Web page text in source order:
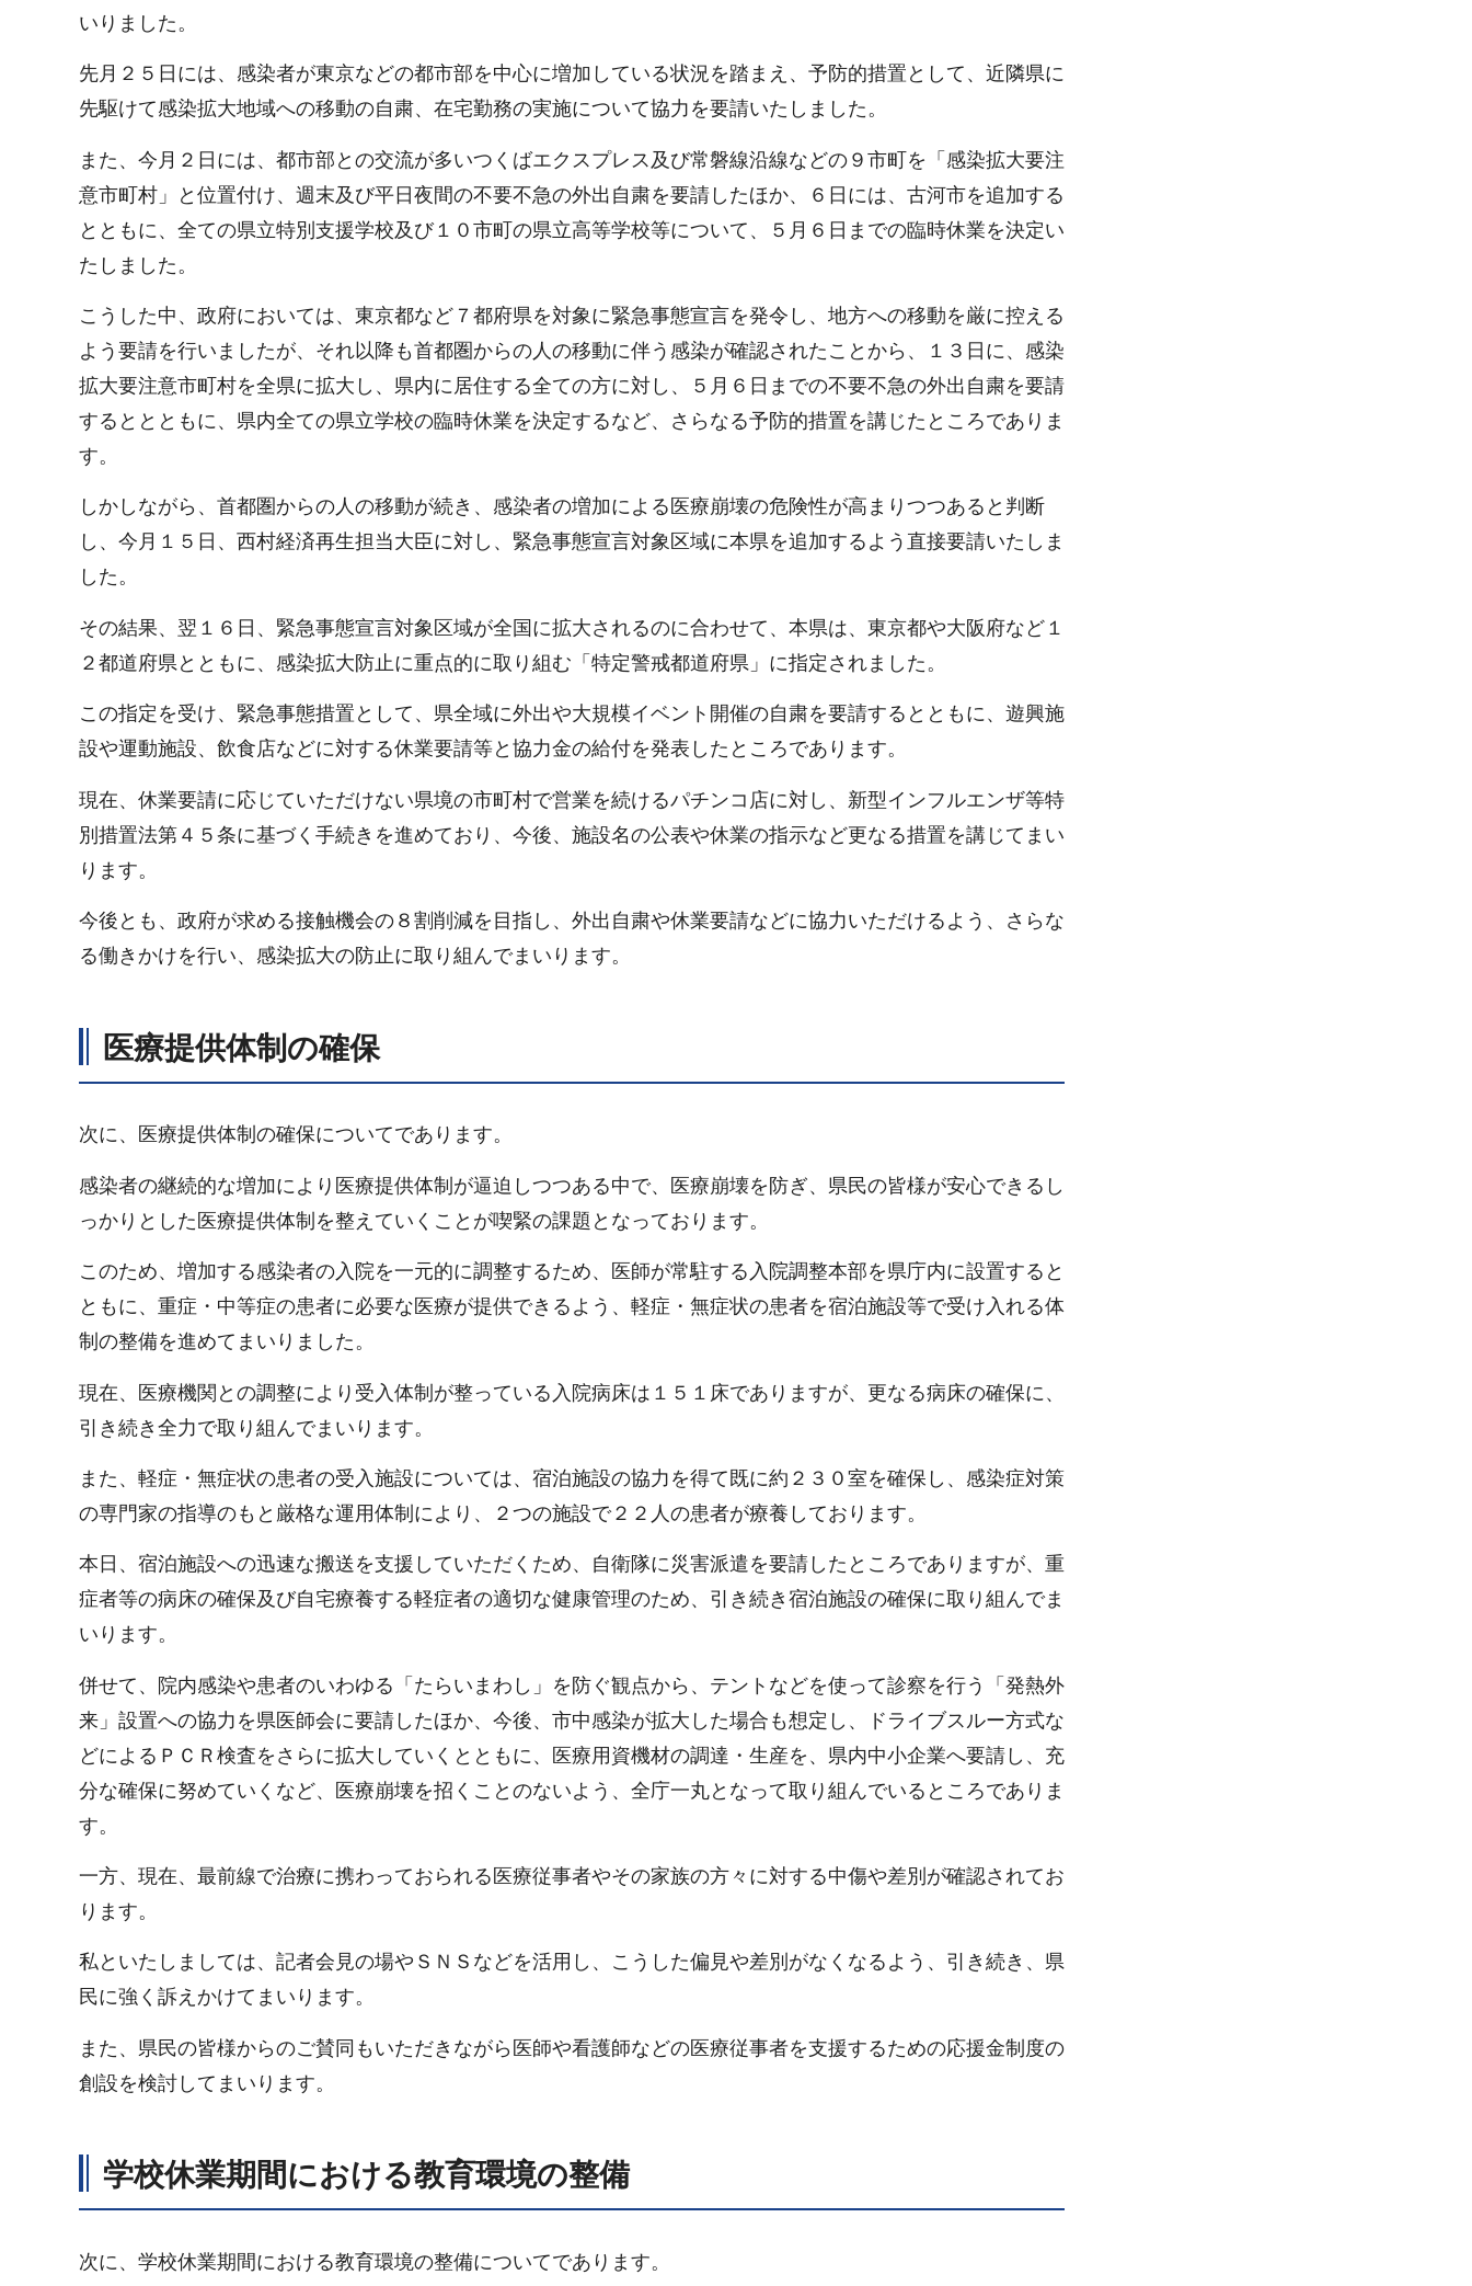
いりました。
先月２５日には、感染者が東京などの都市部を中心に増加している状況を踏まえ、予防的措置として、近隣県に
先駆けて感染拡大地域への移動の自粛、在宅勤務の実施について協力を要請いたしました。
また、今月２日には、都市部との交流が多いつくばエクスプレス及び常磐線沿線などの９市町を「感染拡大要注
意市町村」と位置付け、週末及び平日夜間の不要不急の外出自粛を要請したほか、６日には、古河市を追加する
とともに、全ての県立特別支援学校及び１０市町の県立高等学校等について、５月６日までの臨時休業を決定い
たしました。
こうした中、政府においては、東京都など７都府県を対象に緊急事態宣言を発令し、地方への移動を厳に控える
よう要請を行いましたが、それ以降も首都圏からの人の移動に伴う感染が確認されたことから、１３日に、感染
拡大要注意市町村を全県に拡大し、県内に居住する全ての方に対し、５月６日までの不要不急の外出自粛を要請
するととともに、県内全ての県立学校の臨時休業を決定するなど、さらなる予防的措置を講じたところでありま
す。
しかしながら、首都圏からの人の移動が続き、感染者の増加による医療崩壊の危険性が高まりつつあると判断
し、今月１５日、西村経済再生担当大臣に対し、緊急事態宣言対象区域に本県を追加するよう直接要請いたしま
した。
その結果、翌１６日、緊急事態宣言対象区域が全国に拡大されるのに合わせて、本県は、東京都や大阪府など１
２都道府県とともに、感染拡大防止に重点的に取り組む「特定警戒都道府県」に指定されました。
この指定を受け、緊急事態措置として、県全域に外出や大規模イベント開催の自粛を要請するとともに、遊興施
設や運動施設、飲食店などに対する休業要請等と協力金の給付を発表したところであります。
現在、休業要請に応じていただけない県境の市町村で営業を続けるパチンコ店に対し、新型インフルエンザ等特
別措置法第４５条に基づく手続きを進めており、今後、施設名の公表や休業の指示など更なる措置を講じてまい
ります。
今後とも、政府が求める接触機会の８割削減を目指し、外出自粛や休業要請などに協力いただけるよう、さらな
る働きかけを行い、感染拡大の防止に取り組んでまいります。
医療提供体制の確保
次に、医療提供体制の確保についてであります。
感染者の継続的な増加により医療提供体制が逼迫しつつある中で、医療崩壊を防ぎ、県民の皆様が安心できるし
っかりとした医療提供体制を整えていくことが喫緊の課題となっております。
このため、増加する感染者の入院を一元的に調整するため、医師が常駐する入院調整本部を県庁内に設置すると
ともに、重症・中等症の患者に必要な医療が提供できるよう、軽症・無症状の患者を宿泊施設等で受け入れる体
制の整備を進めてまいりました。
現在、医療機関との調整により受入体制が整っている入院病床は１５１床でありますが、更なる病床の確保に、
引き続き全力で取り組んでまいります。
また、軽症・無症状の患者の受入施設については、宿泊施設の協力を得て既に約２３０室を確保し、感染症対策
の専門家の指導のもと厳格な運用体制により、２つの施設で２２人の患者が療養しております。
本日、宿泊施設への迅速な搬送を支援していただくため、自衛隊に災害派遣を要請したところでありますが、重
症者等の病床の確保及び自宅療養する軽症者の適切な健康管理のため、引き続き宿泊施設の確保に取り組んでま
いります。
併せて、院内感染や患者のいわゆる「たらいまわし」を防ぐ観点から、テントなどを使って診察を行う「発熱外
来」設置への協力を県医師会に要請したほか、今後、市中感染が拡大した場合も想定し、ドライブスルー方式な
どによるＰＣＲ検査をさらに拡大していくとともに、医療用資機材の調達・生産を、県内中小企業へ要請し、充
分な確保に努めていくなど、医療崩壊を招くことのないよう、全庁一丸となって取り組んでいるところでありま
す。
一方、現在、最前線で治療に携わっておられる医療従事者やその家族の方々に対する中傷や差別が確認されてお
ります。
私といたしましては、記者会見の場やＳＮＳなどを活用し、こうした偏見や差別がなくなるよう、引き続き、県
民に強く訴えかけてまいります。
また、県民の皆様からのご賛同もいただきながら医師や看護師などの医療従事者を支援するための応援金制度の
創設を検討してまいります。
学校休業期間における教育環境の整備
次に、学校休業期間における教育環境の整備についてであります。